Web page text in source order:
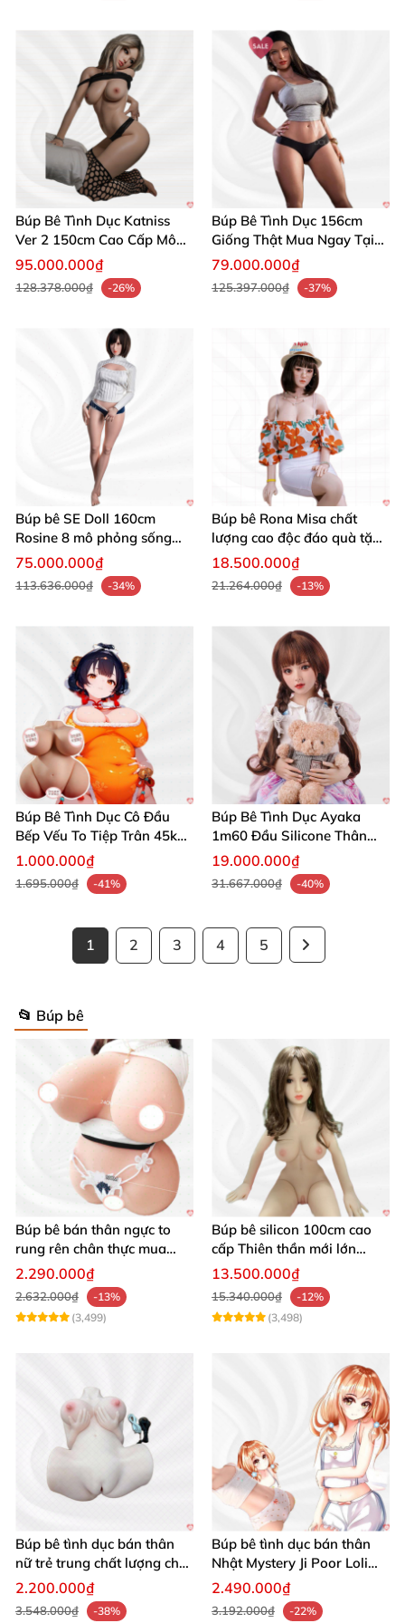
Búp Bê Tình Dục Katniss
Ver 2 150cm Cao Cấp Mô
Phỏng Nhật Bản
95.000.000₫
128.378.000₫ -26%
Búp Bê Tình Dục 156cm
Giống Thật Mua Ngay Tại
WM Dolls
79.000.000₫
125.397.000₫ -37%
Búp bê SE Doll 160cm
Rosine 8 mô phỏng sống
động chân thật, quà tặng
75.000.000₫
113.636.000₫ -34%
Búp bê Rona Misa chất
lượng cao độc đáo quà tặng
hoàn hảo
18.500.000₫
21.264.000₫ -13%
Búp Bê Tình Dục Cô Đầu
Bếp Vếu To Tiệp Trân 45kg
Mua Ngay
1.000.000₫
1.695.000₫ -41%
Búp Bê Tình Dục Ayaka
1m60 Đầu Silicone Thân
TPE Xinh Xắn Mua Ngay
19.000.000₫
31.667.000₫ -40%
1 2 3 4 5
📂 Búp bê
Búp bê bán thân ngực to
rung rên chân thực mua
ngay
2.290.000₫
2.632.000₫
-13%
(3,499)
Búp bê silicon 100cm cao
cấp Thiên thần mới lớn
mượt mà mềm mại
13.500.000₫
15.340.000₫
-12%
(3,498)
Búp bê tình dục bán thân
nữ trẻ trung chất lượng chất
chơi
2.200.000₫
3.548.000₫ -38%
Búp bê tình dục bán thân
Nhật Mystery Ji Poor Loli
TPE 6kg siêu mềm mại
2.490.000₫
3.192.000₫ -22%